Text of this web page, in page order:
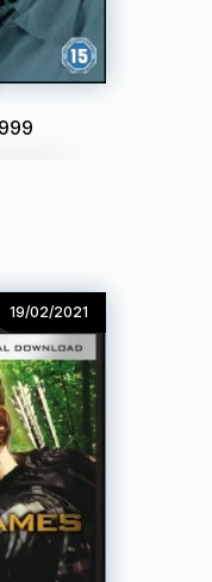
19/02/2021